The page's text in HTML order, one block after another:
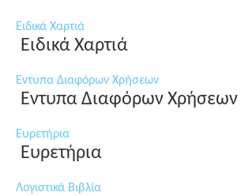
Ειδικά Χαρτιά
Ειδικά Χαρτιά
Εντυπα Διαφόρων Χρήσεων
Εντυπα Διαφόρων Χρήσεων
Ευρετήρια
Ευρετήρια
Λογιστικά Βιβλία